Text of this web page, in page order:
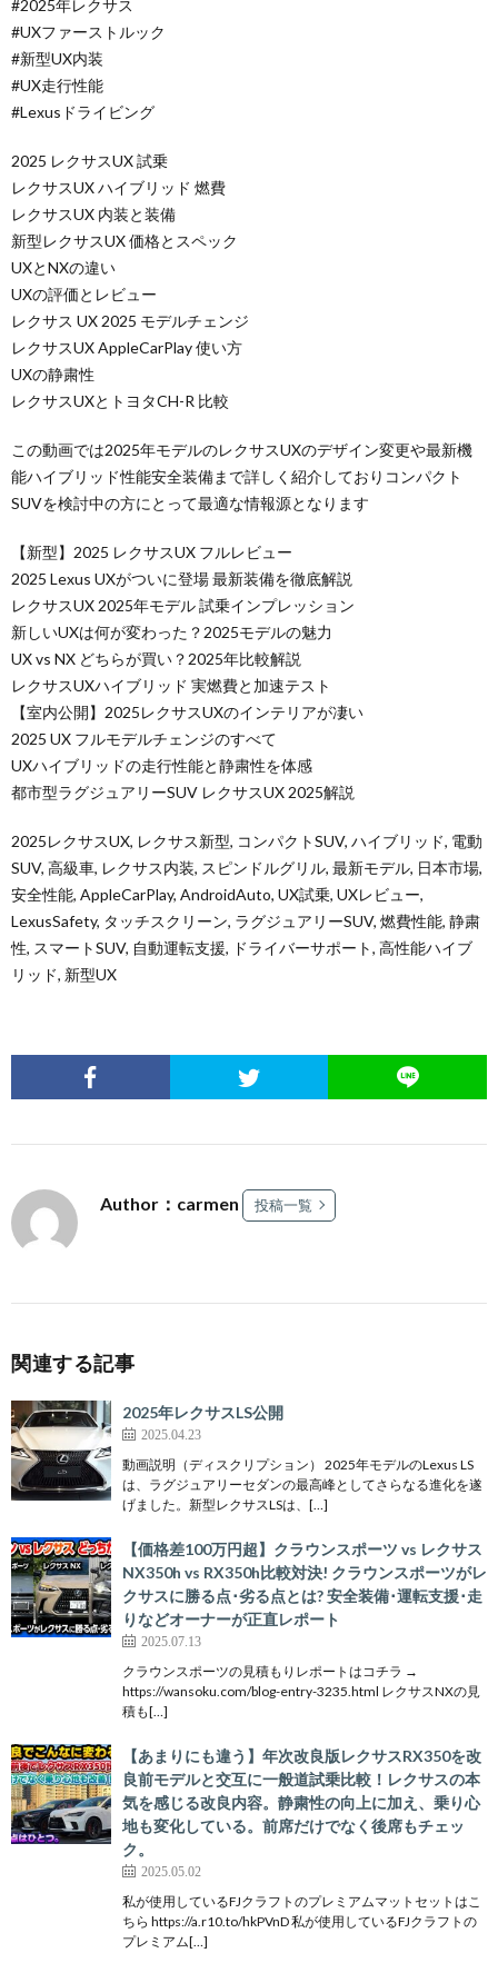
#2025年レクサス
#UXファーストルック
#新型UX内装
#UX走行性能
#Lexusドライビング
2025 レクサスUX 試乗
レクサスUX ハイブリッド 燃費
レクサスUX 内装と装備
新型レクサスUX 価格とスペック
UXとNXの違い
UXの評価とレビュー
レクサス UX 2025 モデルチェンジ
レクサスUX AppleCarPlay 使い方
UXの静粛性
レクサスUXとトヨタCH-R 比較
この動画では2025年モデルのレクサスUXのデザイン変更や最新機
能ハイブリッド性能安全装備まで詳しく紹介しておりコンパクト
SUVを検討中の方にとって最適な情報源となります
【新型】2025 レクサスUX フルレビュー
2025 Lexus UXがついに登場 最新装備を徹底解説
レクサスUX 2025年モデル 試乗インプレッション
新しいUXは何が変わった？2025モデルの魅力
UX vs NX どちらが買い？2025年比較解説
レクサスUXハイブリッド 実燃費と加速テスト
【室内公開】2025レクサスUXのインテリアが凄い
2025 UX フルモデルチェンジのすべて
UXハイブリッドの走行性能と静粛性を体感
都市型ラグジュアリーSUV レクサスUX 2025解説
2025レクサスUX, レクサス新型, コンパクトSUV, ハイブリッド, 電動
SUV, 高級車, レクサス内装, スピンドルグリル, 最新モデル, 日本市場,
安全性能, AppleCarPlay, AndroidAuto, UX試乗, UXレビュー,
LexusSafety, タッチスクリーン, ラグジュアリーSUV, 燃費性能, 静粛
性, スマートSUV, 自動運転支援, ドライバーサポート, 高性能ハイブ
リッド, 新型UX
Author：carmen 投稿一覧
関連する記事
2025年レクサスLS公開
2025.04.23
動画説明（ディスクリプション） 2025年モデルのLexus LS
は、ラグジュアリーセダンの最高峰としてさらなる進化を遂
げました。新型レクサスLSは、[…]
【価格差100万円超】クラウンスポーツ vs レクサス
NX350h vs RX350h比較対決! クラウンスポーツがレ
クサスに勝る点･劣る点とは? 安全装備･運転支援･走
りなどオーナーが正直レポート
2025.07.13
クラウンスポーツの見積もりレポートはコチラ →
https://wansoku.com/blog-entry-3235.html レクサスNXの見
積も[…]
【あまりにも違う】年次改良版レクサスRX350を改
良前モデルと交互に一般道試乗比較！レクサスの本
気を感じる改良内容。静粛性の向上に加え、乗り心
地も変化している。前席だけでなく後席もチェッ
ク。
2025.05.02
私が使用しているFJクラフトのプレミアムマットセットはこ
ちら https://a.r10.to/hkPVnD 私が使用しているFJクラフトの
プレミアム[…]